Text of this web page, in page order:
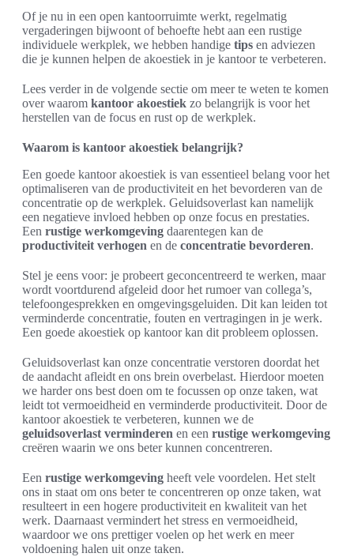
Of je nu in een open kantoorruimte werkt, regelmatig
vergaderingen bijwoont of behoefte hebt aan een rustige
individuele werkplek, we hebben handige tips en adviezen
die je kunnen helpen de akoestiek in je kantoor te verbeteren.
Lees verder in de volgende sectie om meer te weten te komen
over waarom kantoor akoestiek zo belangrijk is voor het
herstellen van de focus en rust op de werkplek.
Waarom is kantoor akoestiek belangrijk?
Een goede kantoor akoestiek is van essentieel belang voor het
optimaliseren van de productiviteit en het bevorderen van de
concentratie op de werkplek. Geluidsoverlast kan namelijk
een negatieve invloed hebben op onze focus en prestaties.
Een rustige werkomgeving daarentegen kan de
productiviteit verhogen en de concentratie bevorderen.
Stel je eens voor: je probeert geconcentreerd te werken, maar
wordt voortdurend afgeleid door het rumoer van collega’s,
telefoongesprekken en omgevingsgeluiden. Dit kan leiden tot
verminderde concentratie, fouten en vertragingen in je werk.
Een goede akoestiek op kantoor kan dit probleem oplossen.
Geluidsoverlast kan onze concentratie verstoren doordat het
de aandacht afleidt en ons brein overbelast. Hierdoor moeten
we harder ons best doen om te focussen op onze taken, wat
leidt tot vermoeidheid en verminderde productiviteit. Door de
kantoor akoestiek te verbeteren, kunnen we de
geluidsoverlast verminderen en een rustige werkomgeving
creëren waarin we ons beter kunnen concentreren.
Een rustige werkomgeving heeft vele voordelen. Het stelt
ons in staat om ons beter te concentreren op onze taken, wat
resulteert in een hogere productiviteit en kwaliteit van het
werk. Daarnaast vermindert het stress en vermoeidheid,
waardoor we ons prettiger voelen op het werk en meer
voldoening halen uit onze taken.